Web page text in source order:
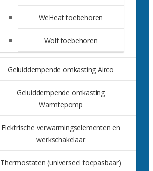
WeHeat toebehoren
Wolf toebehoren
Geluiddempende omkasting Airco
Geluiddempende omkasting
Warmtepomp
Elektrische verwarmingselementen en
werkschakelaar
Thermostaten (universeel toepasbaar)